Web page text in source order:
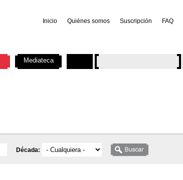
Inicio Quiénes somos Suscripción FAQ
Década:
Mediateca